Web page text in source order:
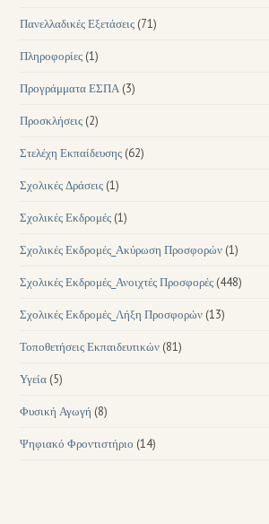
Πανελλαδικές Εξετάσεις (71)
Πληροφορίες (1)
Προγράμματα ΕΣΠΑ (3)
Προσκλήσεις (2)
Στελέχη Εκπαίδευσης (62)
Σχολικές Δράσεις (1)
Σχολικές Εκδρομές (1)
Σχολικές Εκδρομές_Ακύρωση Προσφορών (1)
Σχολικές Εκδρομές_Ανοιχτές Προσφορές (448)
Σχολικές Εκδρομές_Λήξη Προσφορών (13)
Τοποθετήσεις Εκπαιδευτικών (81)
Υγεία (5)
Φυσική Αγωγή (8)
Ψηφιακό Φροντιστήριο (14)